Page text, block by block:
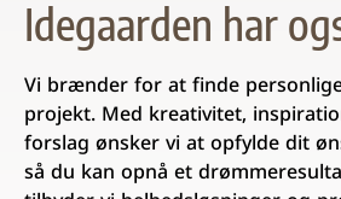
Idegaarden har
Vi brænder for at finde
projekt. Med kreativitet,
forslag ønsker vi at opfylde dit
så du kan opnå et